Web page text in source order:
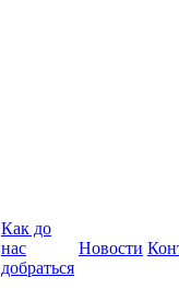
Как до
нас
добраться
Новости